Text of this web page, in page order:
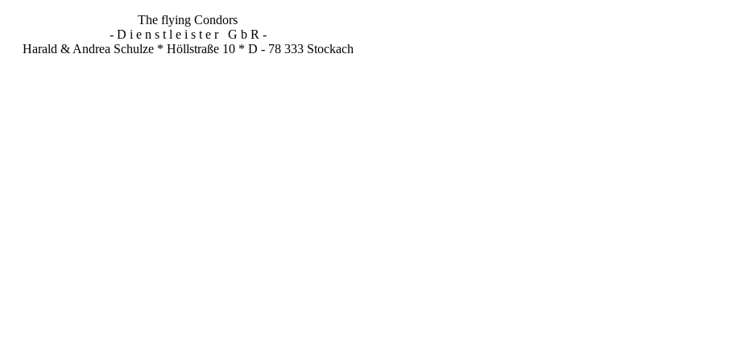
The flying Condors
- D i e n s t l e i s t e r G b R -
Harald & Andrea Schulze * Höllstraße 10 * D - 78 333 Stockach